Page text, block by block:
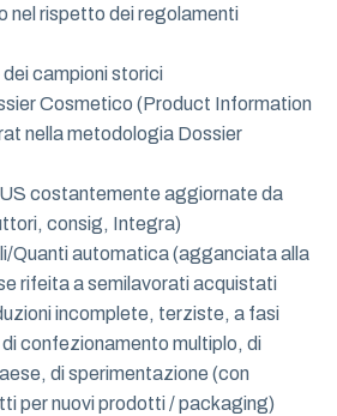
nel rispetto dei regolamenti
campioni storici
Cosmetico (Product Information
nella metodologia Dossier
costantemente aggiornate da
consig, Integra)
Quanti automatica (agganciata alla
rifeita a semilavorati acquistati
incomplete, terziste, a fasi
confezionamento multiplo, di
di sperimentazione (con
per nuovi prodotti / packaging)